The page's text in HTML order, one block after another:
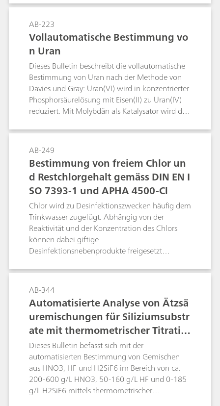
ASTM D4928, EN IEC 60814, EN ISO 12937, ISO
10337, DIN 51777 und GB/T 11146. Die
Trockenschrankmethode wird nach ASTM
D6304, EN IEC 60814 und DIN 51777
beschrieben.
AB-223
Vollautomatische Bestimmung vo
n Uran
Dieses Bulletin beschreibt die vollautomatische
Bestimmung von Uran nach der Methode von
Davies und Gray: Uran(VI) wird in konzentrierter
Phosphorsäurelösung mit Eisen(II) zu Uran(IV)
reduziert. Mit Molybdän als Katalysator wird das
oxidiert. Die entstehende salpetrige Säure wird
mit Sulfaminsäure zerstört bevor Uran(IV) mit
einer Kaliumdichromatlösung in Gegenwart
eines Vanadiumkatalysators titriert wird.
AB-249
Bestimmung von freiem Chlor un
d Restchlorgehalt gemäss DIN EN I
SO 7393-1 und APHA 4500-Cl
Chlor wird zu Desinfektionszwecken häufig dem
Trinkwasser zugefügt. Abhängig von der
Reaktivität und der Konzentration des Chlors
können dabei giftige
Desinfektionsnebenprodukte freigesetzt
Trinkwasser ganz genau kontrolliert werden.
Dieses Application Bulletin beschriebt, wie die
Chlorkonzentration gemäss der folgenden drei
Standardmethoden bestimmt wird: DIN EN ISO
7939-1, APHA 4500-Cl Methode B und APHA
4500-Cl Methode I.
AB-344
Automatisierte Analyse von Ätzsä
uremischungen für Siliziumsubstr
ate mit thermometrischer Titratio
n
Dieses Bulletin befasst sich mit der
automatisierten Bestimmung von Gemischen
aus HNO3, HF und H2SiF6 im Bereich von ca.
200-600 g/L HNO3, 50-160 g/L HF und 0-185
g/L H2SiF6 mittels thermometrischer